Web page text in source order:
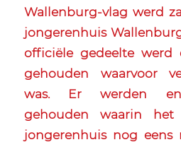
Wallenburg-vlag werd
jongerenhuis
officiële gedeelte
gehouden waarvoor
was. Er werden
gehouden waarin
jongerenhuis nog eens